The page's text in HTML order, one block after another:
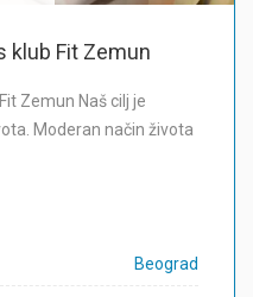
klub Fit Zemun
Zemun Naš cilj je
Moderan način života
Beograd